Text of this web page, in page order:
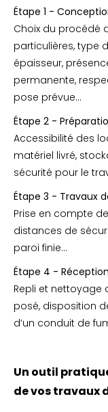
Étape 1 -
Choix du procédé
particulières, type
épaisseur,
permanente,
pose prévue…
Étape 2 -
Accessibilité des
matériel livré,
sécurité pour le
Étape 3 - Travaux
Prise en compte
distances de
paroi finie...
Étape 4 -
Repli et nettoyage
posé, disposition
d’un conduit de
Un outil
de vos travaux